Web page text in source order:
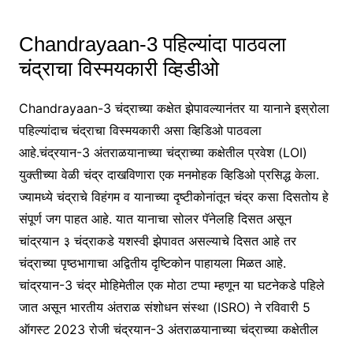
Chandrayaan-3 पहिल्यांदा पाठवला
चंद्राचा विस्मयकारी व्हिडीओ
Chandrayaan-3 चंद्राच्या कक्षेत झेपावल्यानंतर या यानाने इस्रोला
पहिल्यांदाच चंद्राचा विस्मयकारी असा व्हिडिओ पाठवला
आहे.चंद्रयान-3 अंतराळयानाच्या चंद्राच्या कक्षेतील प्रवेश (LOI)
युक्तीच्या वेळी चंद्र दाखविणारा एक मनमोहक व्हिडिओ प्रसिद्ध केला.
ज्यामध्ये चंद्राचे विहंगम व यानाच्या दृष्टीकोनांतून चंद्र कसा दिसतोय हे
संपूर्ण जग पाहत आहे. यात यानाचा सोलर पॅनेलहि दिसत असून
चांद्रयान ३ चंद्राकडे यशस्वी झेपावत असल्याचे दिसत आहे तर
चंद्राच्या पृष्ठभागाचा अद्वितीय दृष्टिकोन पाहायला मिळत आहे.
चांद्रयान-3 चंद्र मोहिमेतील एक मोठा टप्पा म्हणून या घटनेकडे पहिले
जात असून भारतीय अंतराळ संशोधन संस्था (ISRO) ने रविवारी 5
ऑगस्ट 2023 रोजी चंद्रयान-3 अंतराळयानाच्या चंद्राच्या कक्षेतील